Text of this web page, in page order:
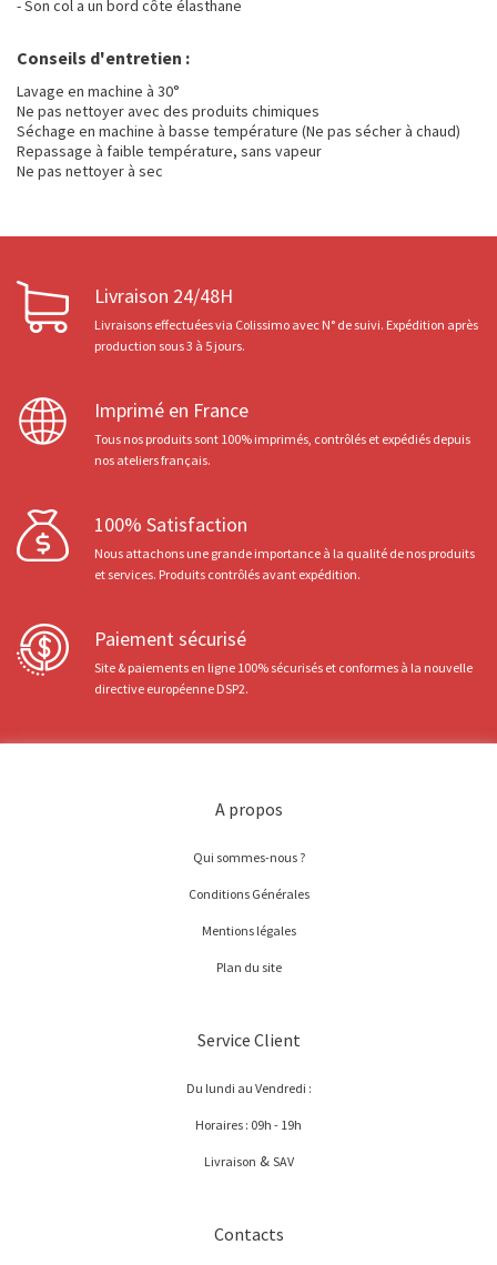
- Son col a un bord côte élasthane
Conseils d'entretien :
Lavage en machine à 30°
Ne pas nettoyer avec des produits chimiques
Séchage en machine à basse température (Ne pas sécher à chaud)
Repassage à faible température, sans vapeur
Ne pas nettoyer à sec
Livraison 24/48H
Livraisons effectuées via Colissimo avec N° de suivi. Expédition après
production sous 3 à 5 jours.
Imprimé en France
Tous nos produits sont 100% imprimés, contrôlés et expédiés depuis
nos ateliers français.
100% Satisfaction
Nous attachons une grande importance à la qualité de nos produits
et services. Produits contrôlés avant expédition.
Paiement sécurisé
Site & paiements en ligne 100% sécurisés et conformes à la nouvelle
directive européenne DSP2.
A propos
Qui sommes-nous ?
Conditions Générales
Mentions légales
Plan du site
Service Client
Du lundi au Vendredi :
Horaires : 09h - 19h
Livraison & SAV
Contacts